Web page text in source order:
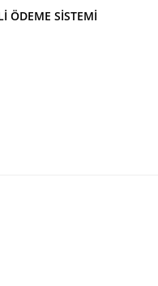
SİSTEMİ